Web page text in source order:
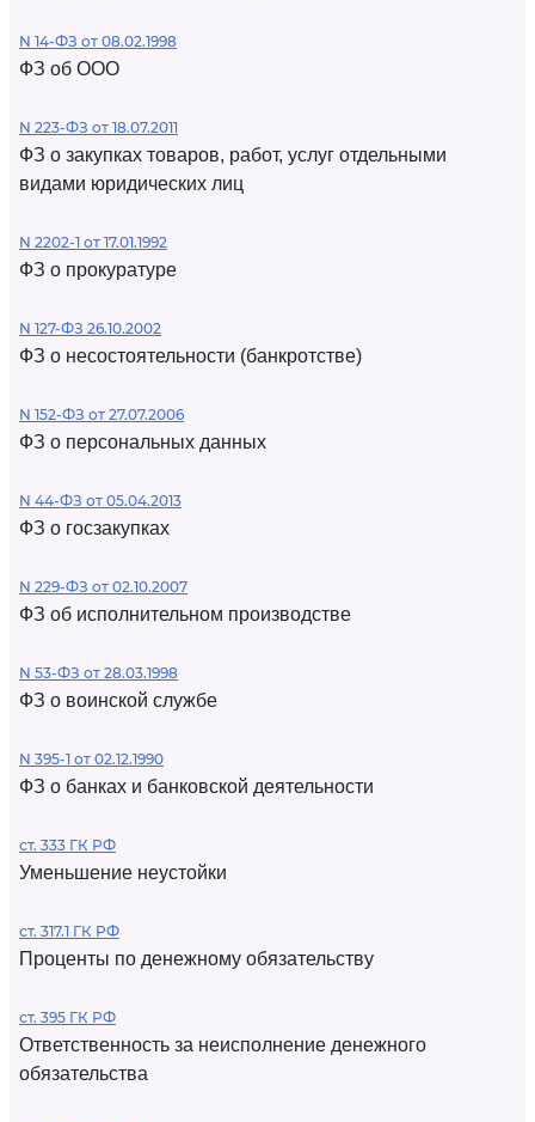
N 14-ФЗ от 08.02.1998
ФЗ об ООО
N 223-ФЗ от 18.07.2011
ФЗ о закупках товаров, работ, услуг отдельными
видами юридических лиц
N 2202-1 от 17.01.1992
ФЗ о прокуратуре
N 127-ФЗ 26.10.2002
ФЗ о несостоятельности (банкротстве)
N 152-ФЗ от 27.07.2006
ФЗ о персональных данных
N 44-ФЗ от 05.04.2013
ФЗ о госзакупках
N 229-ФЗ от 02.10.2007
ФЗ об исполнительном производстве
N 53-ФЗ от 28.03.1998
ФЗ о воинской службе
N 395-1 от 02.12.1990
ФЗ о банках и банковской деятельности
ст. 333 ГК РФ
Уменьшение неустойки
ст. 317.1 ГК РФ
Проценты по денежному обязательству
ст. 395 ГК РФ
Ответственность за неисполнение денежного
обязательства